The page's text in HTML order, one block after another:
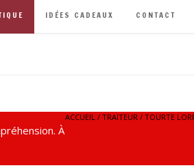
IDÉES CADEAUX CONTACT
ACCUEIL / TRAITEUR / TOURTE
À